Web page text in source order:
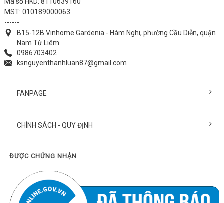
Mã số HKD: 8110639160
MST: 010189000063
------
B15-12B Vinhome Gardenia - Hàm Nghi, phường Cầu Diễn, quận
Nam Từ Liêm
0986703402
ksnguyenthanhluan87@gmail.com
FANPAGE
CHÍNH SÁCH - QUY ĐỊNH
ĐƯỢC CHỨNG NHẬN